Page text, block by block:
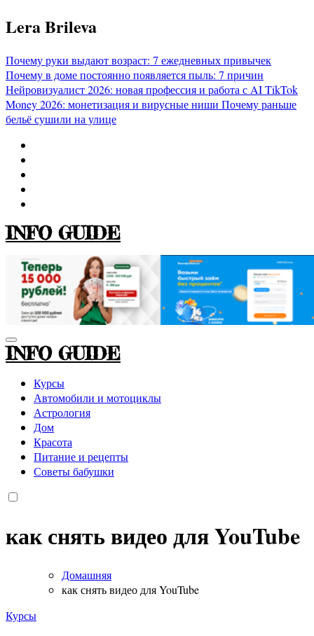
Перейти
к
Lera Brileva
Почему руки выдают возраст: 7 ежедневных привычек
Почему в доме постоянно появляется пыль: 7 причин
Нейровизуалист 2026: новая профессия и работа с AITikTok
Money 2026: монетизация и вирусные ниши Почему раньше
бельё сушили на улице
INFO GUIDE
INFO GUIDE
Курсы
Автомобили и мотоциклы
Астрология
Дом
Красота
Питание и рецепты
Советы бабушки
как снять видео для YouTube
Домашняя
как снять видео для YouTube
Курсы